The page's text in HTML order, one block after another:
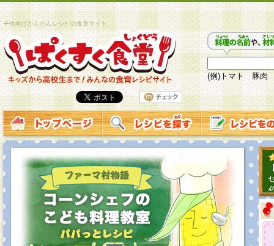
子供向けかんたんレシピの食育サイト
(例)トマト 豚肉